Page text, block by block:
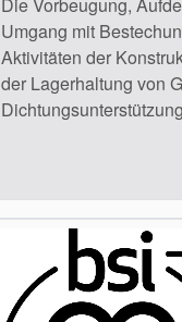
Umgang mit
Aktivitäten der
der Lagerhaltung von